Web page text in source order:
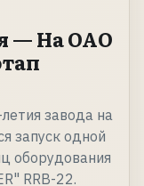
— На ОАО
завода на
запуск одной
оборудования
RRB-22.